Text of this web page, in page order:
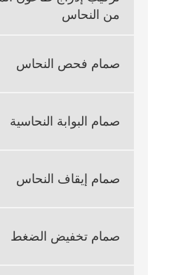
من النحاس
صمام فحص النحاس
صمام البوابة النحاسية
صمام إيقاف النحاس
صمام تخفيض الضغط